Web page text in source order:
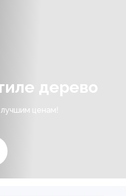
дерево
ценам!